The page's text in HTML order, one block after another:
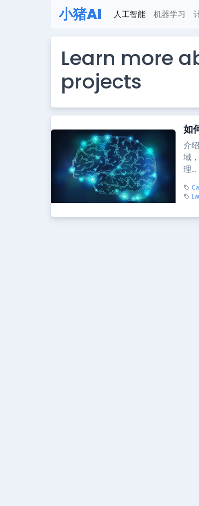
小猪AI 人工智能 机器学习
Learn more
projects
如
介
域
理...